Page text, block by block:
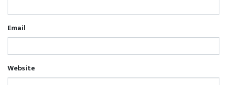
Email
Website